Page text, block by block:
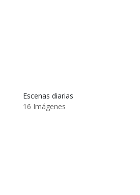
Escenas diarias
16 Imágenes